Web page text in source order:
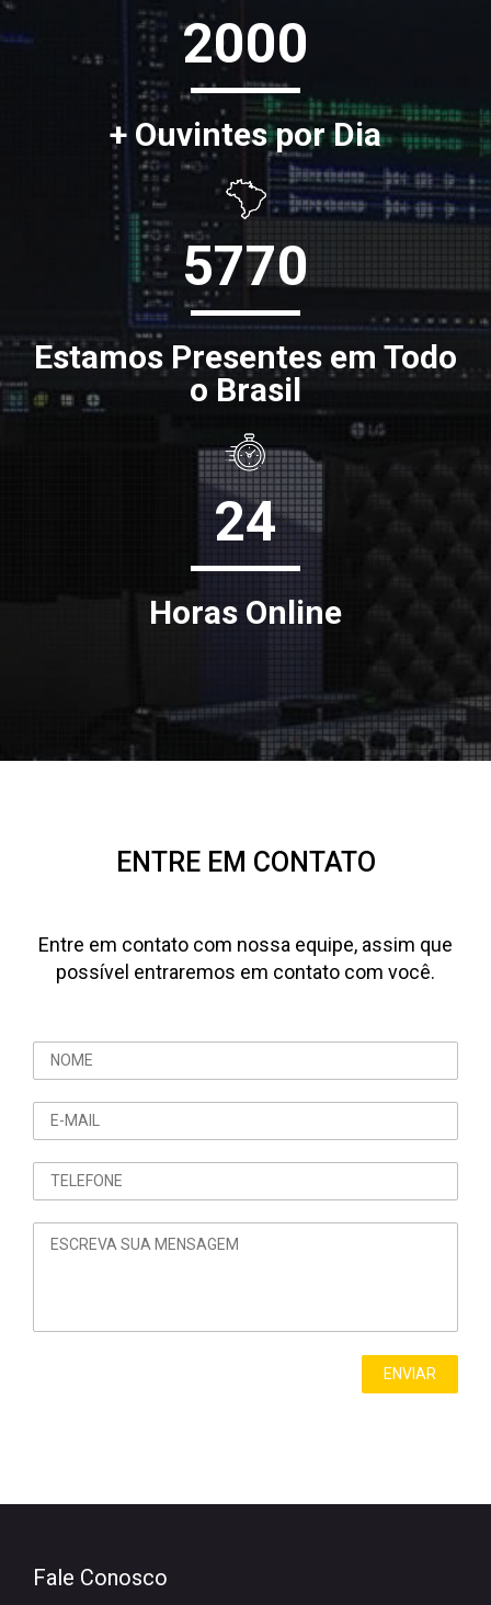
2000
+ Ouvintes por Dia
5770
Estamos Presentes em Todo
o Brasil
24
Horas Online
ENTRE EM CONTATO
Entre em contato com nossa equipe, assim que
possível entraremos em contato com você.
Fale Conosco